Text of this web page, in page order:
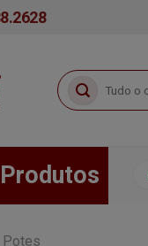
Pesquisar
por:
Potes